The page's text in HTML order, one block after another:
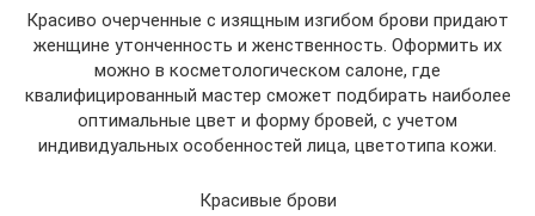
Красиво очерченные с изящным изгибом брови придают
женщине утонченность и женственность. Оформить их
можно в косметологическом салоне, где
квалифицированный мастер сможет подбирать наиболее
оптимальные цвет и форму бровей, с учетом
индивидуальных особенностей лица, цветотипа кожи.
Красивые брови